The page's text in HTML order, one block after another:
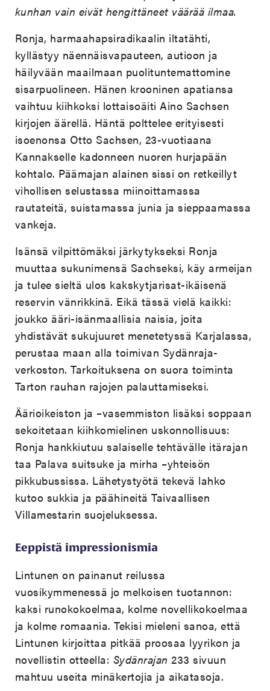
kunhan vain eivät hengittäneet väärää ilmaa.
Ronja, harmaahapsiradikaalin iltatähti,
kyllästyy näennäisvapauteen, autioon ja
häilyvään maailmaan puolituntemattomine
sisarpuolineen. Hänen krooninen apatiansa
vaihtuu kiihkoksi lottaisoäiti Aino Sachsen
kirjojen äärellä. Häntä polttelee erityisesti
isoenonsa Otto Sachsen, 23-vuotiaana
Kannakselle kadonneen nuoren hurjapään
kohtalo. Päämajan alainen sissi on retkeillyt
vihollisen selustassa miinoittamassa
rautateitä, suistamassa junia ja sieppaamassa
vankeja.
Isänsä vilpittömäksi järkytykseksi Ronja
muuttaa sukunimensä Sachseksi, käy armeijan
ja tulee sieltä ulos kakskytjarisat-ikäisenä
reservin vänrikkinä. Eikä tässä vielä kaikki:
joukko ääri-isänmaallisia naisia, joita
yhdistävät sukujuuret menetetyssä Karjalassa,
perustaa maan alla toimivan Sydänraja-
verkoston. Tarkoituksena on suora toiminta
Tarton rauhan rajojen palauttamiseksi.
Äärioikeiston ja –vasemmiston lisäksi soppaan
sekoitetaan kiihkomielinen uskonnollisuus:
Ronja hankkiutuu salaiselle tehtävälle itärajan
taa Palava suitsuke ja mirha –yhteisön
pikkubussissa. Lähetystyötä tekevä lahko
kutoo sukkia ja päähineitä Taivaallisen
Villamestarin suojeluksessa.
Eeppistä impressionismia
Lintunen on painanut reilussa
vuosikymmenessä jo melkoisen tuotannon:
kaksi runokokoelmaa, kolme novellikokoelmaa
ja kolme romaania. Tekisi mieleni sanoa, että
Lintunen kirjoittaa pitkää proosaa lyyrikon ja
novellistin otteella: Sydänrajan 233 sivuun
mahtuu useita minäkertojia ja aikatasoja.